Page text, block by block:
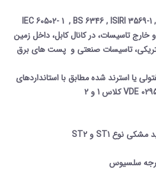
IEC 60502- 1 , BS 6346 , ISIRI 3569-1
تاسیسات، در کانال کابل، داخل زمین
تاسیسات صنعتی و پست های برق
یا استرند شده مطابق با استانداردهای
VDEکلاس 1 و 2
مشکی نوعST1و ST2